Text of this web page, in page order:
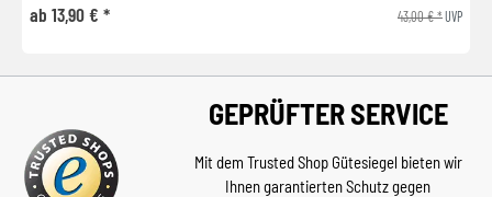
ab 13,90 € * 43,00 € *UVP
GEPRÜFTER SERVICE
Mit dem Trusted Shop Gütesiegel bieten wir
Ihnen garantierten Schutz gegen